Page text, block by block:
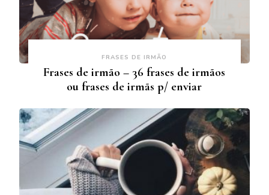
FRASES DE IRMÃO
Frases de irmão – 36 frases de irmãos
ou frases de irmãs p/ enviar